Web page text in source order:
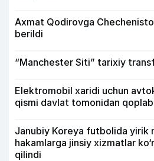
Axmat Qodirovga
berildi
“Manchester Siti” tarixiy
Elektromobil xaridi uchun
qismi davlat tomonidan
Janubiy Koreya futbolida yirik
hakamlarga jinsiy xizmatlar
qilindi